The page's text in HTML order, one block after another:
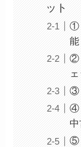
ット
①
能
②
③
④
⑤